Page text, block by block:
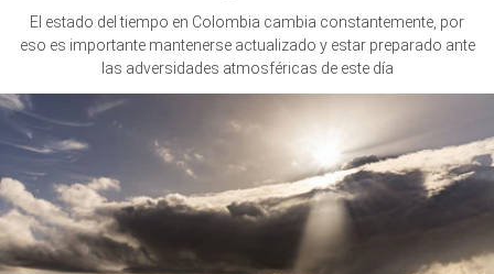
El estado del tiempo en Colombia cambia constantemente, por
eso es importante mantenerse actualizado y estar preparado ante
las adversidades atmosféricas de este día